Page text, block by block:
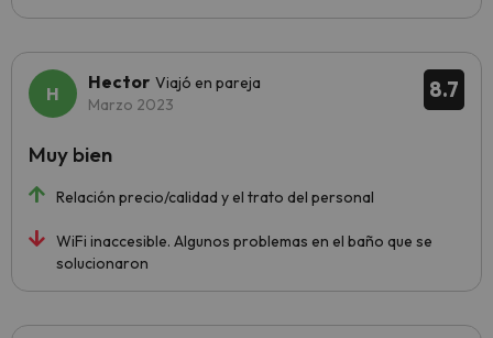
8.7
Hector Viajó en pareja
Marzo 2023
Relación precio/calidad y el trato del personal
WiFi inaccesible. Algunos problemas en el baño que se
solucionaron
Muy bien